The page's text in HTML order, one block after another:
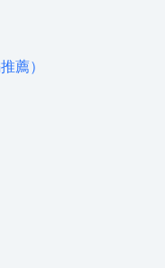
薦）